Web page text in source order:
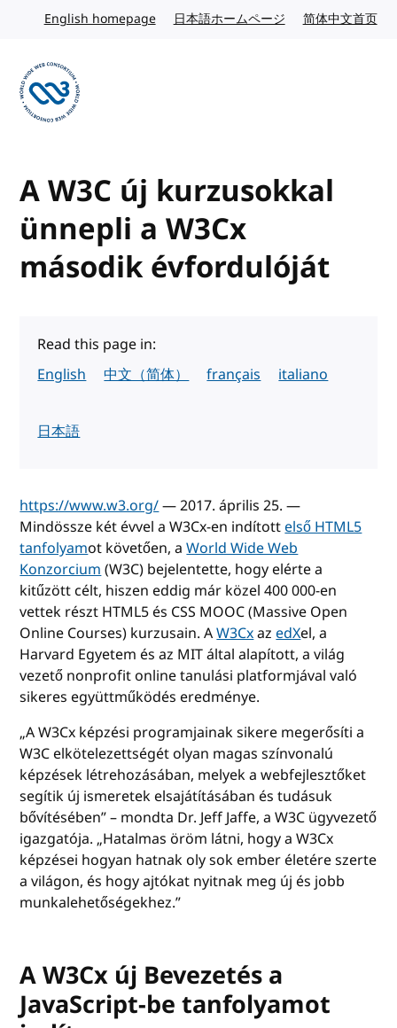
Skip to content
English homepageEnglish website
日本語ホームページ Japanese website
简体中文首页
A W3C új kurzusokkal
ünnepli a W3Cx
második évfordulóját
Read this page in:
English
中文（简体） français italiano
日本語
https://www.w3.org/— 2017. április 25. —
Mindössze két évvel a W3Cx-en indítottelső HTML5
tanfolyamot követően, aWorld Wide Web
Konzorcium(W3C) bejelentette, hogy elérte a
kitűzött célt, hiszen eddig már közel 400 000-en
vettek részt HTML5 és CSS MOOC (Massive Open
Online Courses) kurzusain. AW3CxazedXel, a
Harvard Egyetem és az MIT által alapított, a világ
vezető nonprofit online tanulási platformjával való
sikeres együttműködés eredménye.
„A W3Cx képzési programjainak sikere megerősíti a
W3C elkötelezettségét olyan magas színvonalú
képzések létrehozásában, melyek a webfejlesztőket
segítik új ismeretek elsajátításában és tudásuk
bővítésében” – mondta Dr. Jeff Jaffe, a W3C ügyvezető
igazgatója. „Hatalmas öröm látni, hogy a W3Cx
képzései hogyan hatnak oly sok ember életére szerte
a világon, és hogy ajtókat nyitnak meg új és jobb
munkalehetőségekhez.”
A W3Cx új Bevezetés a
JavaScript-be tanfolyamot